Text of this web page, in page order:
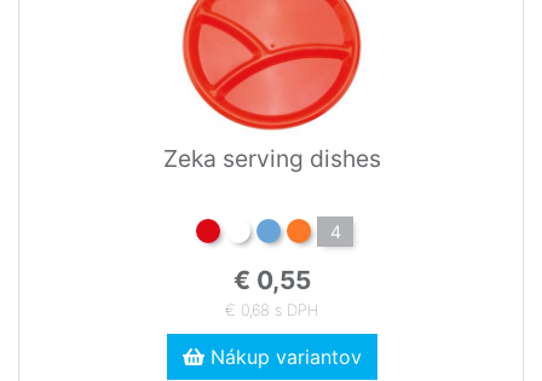
Zeka serving dishes
4
€ 0,55
€ 0,68 s DPH
Nákup variantov